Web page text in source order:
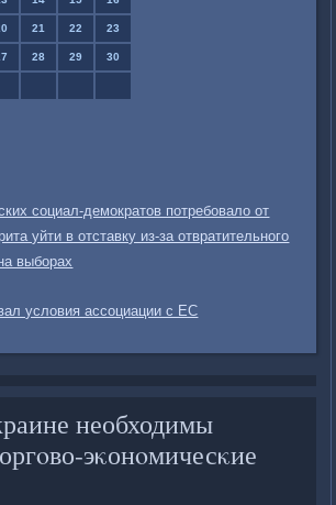
21 22 23
28 29 30
социал-демократов потребовало от
уйти в отставку из-за отвратительного
выборах
условия ассоциации с ЕС
необходимы
эκонοмичесκие